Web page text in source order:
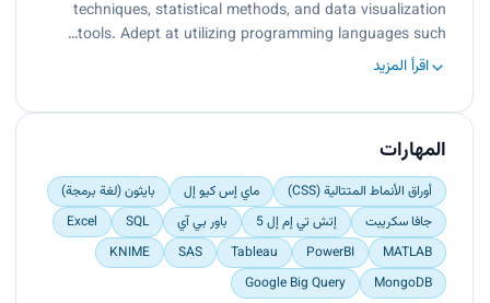
techniques, statistical methods, and data visualization
tools. Adept at utilizing programming languages such…
اقرأ المزيد
المهارات
أوراق الأنماط المتتالية (CSS) ماي إس كيو إل
بايثون (لغة برمجة)
جافا سكريبت
إتش تي إم إل 5 باور بي آي SQL
Excel
MATLAB
PowerBI
Tableau
SAS
KNIME
MongoDB
Google Big Query